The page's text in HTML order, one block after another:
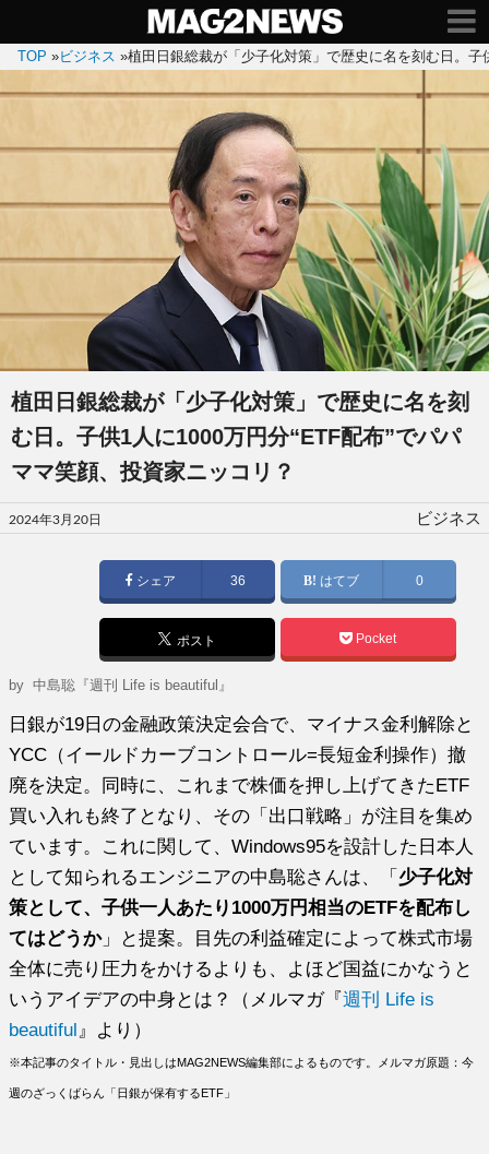
TOP »ビジネス »植田日銀総裁が「少子化対策」で歴史に名を刻む日。
植田日銀総裁が「少子化対策」で歴史に名を刻
む日。子供1人に1000万円分“ETF配布”でパパ
ママ笑顔、投資家ニッコリ？
投
稿
2024年3月20日 ビジネス
シェア 36 はてブ 0
ポスト Pocket
by中島聡『週刊 Life is beautiful』
日銀が19日の金融政策決定会合で、マイナス金利解除と
YCC（イールドカーブコントロール=長短金利操作）撤
廃を決定。同時に、これまで株価を押し上げてきたETF
買い入れも終了となり、その「出口戦略」が注目を集め
ています。これに関して、Windows95を設計した日本人
として知られるエンジニアの中島聡さんは、「 少子化対
策として、子供一人あたり1000万円相当のETFを配布し
てはどうか」と提案。目先の利益確定によって株式市場
全体に売り圧力をかけるよりも、よほど国益にかなうと
いうアイデアの中身とは？（メルマガ『週刊 Life is
beautiful 』より）
※本記事のタイトル・見出しはMAG2NEWS編集部によるものです。メルマガ原題：今
週のざっくばらん「日銀が保有するETF」